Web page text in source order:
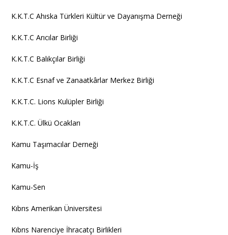
K.K.T.C Ahıska Türkleri Kültür ve Dayanışma Derneği
K.K.T.C Arıcılar Birliği
K.K.T.C Balıkçılar Birliği
K.K.T.C Esnaf ve Zanaatkârlar Merkez Birliği
K.K.T.C. Lions Kulüpler Birliği
K.K.T.C. Ülkü Ocakları
Kamu Taşımacılar Derneği
Kamu-İş
Kamu-Sen
Kıbrıs Amerikan Üniversitesi
Kıbrıs Narenciye İhracatçı Birlikleri